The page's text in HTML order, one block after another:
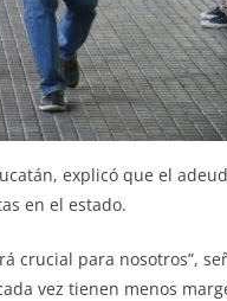
explicó que el
en el estado.
crucial para nosotros”,
vez tienen menos